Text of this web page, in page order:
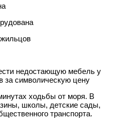
недостающую мебель у
за символическую цену
ходьбы от моря. В
школы, детские сады,
транспорта.